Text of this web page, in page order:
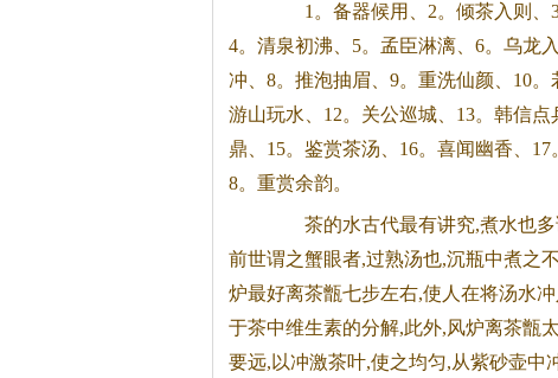
1。备器候用、2。倾茶入则、
4。清泉初沸、5。孟臣淋漓、6。乌龙
冲、8。推泡抽眉、9。重洗仙颜、10。
游山玩水、12。关公巡城、13。韩信点
鼎、15。鉴赏茶汤、16。喜闻幽香、17
8。重赏余韵。
茶的水古代最有讲究,煮水也
前世谓之蟹眼者,过熟汤也,沉瓶中煮之
炉最好离茶甑七步左右,使人在将汤水冲
于茶中维生素的分解,此外,风炉离茶甑
要远,以冲激茶叶,使之均匀,从紫砂壶中